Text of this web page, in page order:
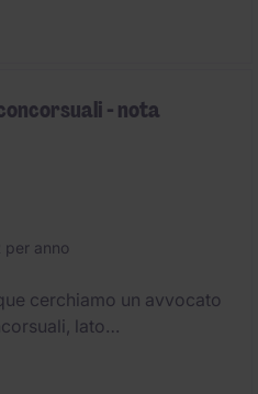
- nota
per anno
cerchiamo un avvocato
lato